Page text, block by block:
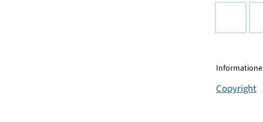
Copyright